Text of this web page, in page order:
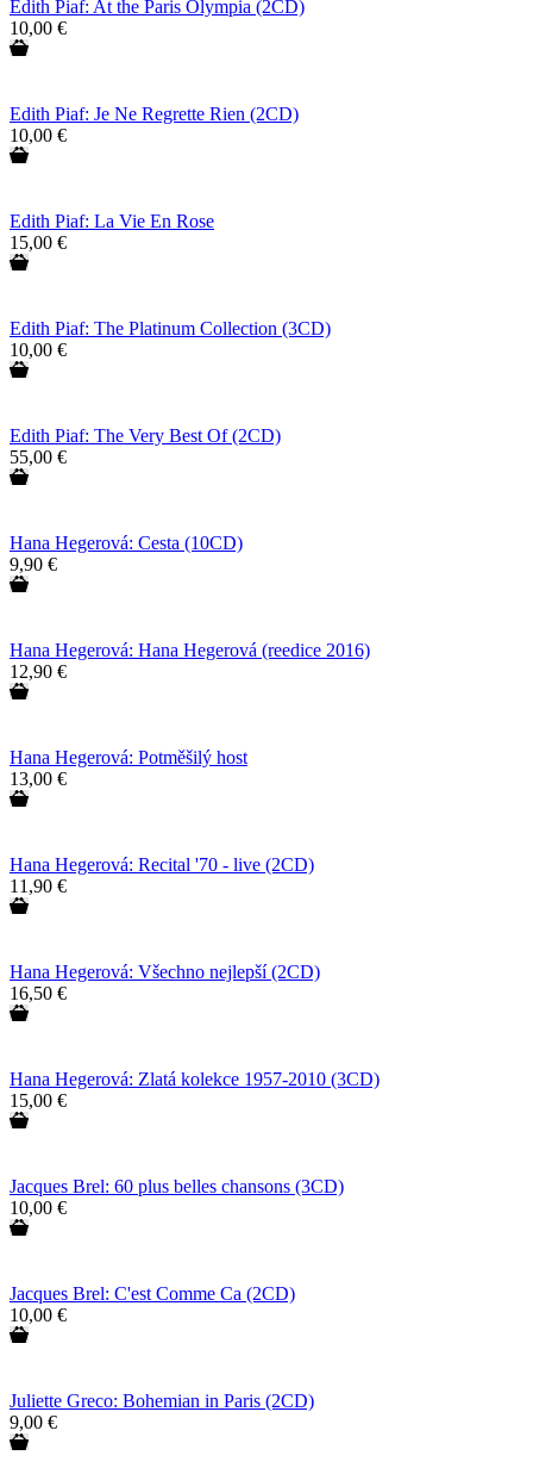
Edith Piaf: At the Paris Olympia (2CD)
10,00 €
Edith Piaf: Je Ne Regrette Rien (2CD)
10,00 €
Edith Piaf: La Vie En Rose
15,00 €
Edith Piaf: The Platinum Collection (3CD)
10,00 €
Edith Piaf: The Very Best Of (2CD)
55,00 €
Hana Hegerová: Cesta (10CD)
9,90 €
Hana Hegerová: Hana Hegerová (reedice 2016)
12,90 €
Hana Hegerová: Potměšilý host
13,00 €
Hana Hegerová: Recital '70 - live (2CD)
11,90 €
Hana Hegerová: Všechno nejlepší (2CD)
16,50 €
Hana Hegerová: Zlatá kolekce 1957-2010 (3CD)
15,00 €
Jacques Brel: 60 plus belles chansons (3CD)
10,00 €
Jacques Brel: C'est Comme Ca (2CD)
10,00 €
Juliette Greco: Bohemian in Paris (2CD)
9,00 €